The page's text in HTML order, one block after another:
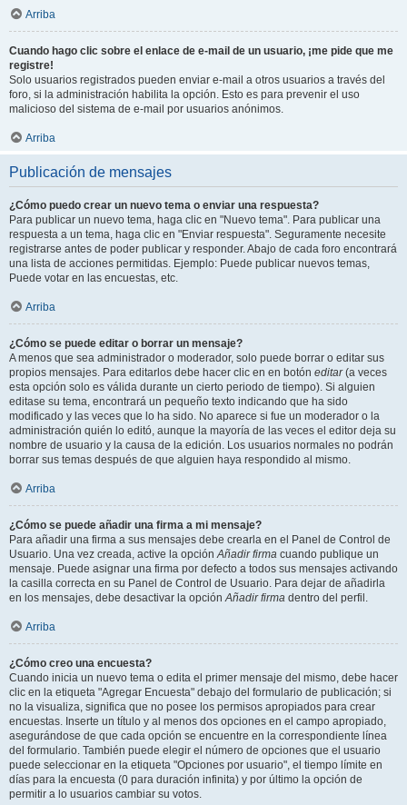
Arriba
Cuando hago clic sobre el enlace de e-mail de un usuario, ¡me pide que me
registre!
Solo usuarios registrados pueden enviar e-mail a otros usuarios a través del
foro, si la administración habilita la opción. Esto es para prevenir el uso
malicioso del sistema de e-mail por usuarios anónimos.
Arriba
Publicación de mensajes
¿Cómo puedo crear un nuevo tema o enviar una respuesta?
Para publicar un nuevo tema, haga clic en "Nuevo tema". Para publicar una
respuesta a un tema, haga clic en "Enviar respuesta". Seguramente necesite
registrarse antes de poder publicar y responder. Abajo de cada foro encontrará
una lista de acciones permitidas. Ejemplo: Puede publicar nuevos temas,
Puede votar en las encuestas, etc.
Arriba
¿Cómo se puede editar o borrar un mensaje?
A menos que sea administrador o moderador, solo puede borrar o editar sus
propios mensajes. Para editarlos debe hacer clic en en botón editar(a veces
esta opción solo es válida durante un cierto periodo de tiempo). Si alguien
editase su tema, encontrará un pequeño texto indicando que ha sido
modificado y las veces que lo ha sido. No aparece si fue un moderador o la
administración quién lo editó, aunque la mayoría de las veces el editor deja su
nombre de usuario y la causa de la edición. Los usuarios normales no podrán
borrar sus temas después de que alguien haya respondido al mismo.
Arriba
¿Cómo se puede añadir una firma a mi mensaje?
Para añadir una firma a sus mensajes debe crearla en el Panel de Control de
Usuario. Una vez creada, active la opciónAñadir firma cuando publique un
mensaje. Puede asignar una firma por defecto a todos sus mensajes activando
la casilla correcta en su Panel de Control de Usuario. Para dejar de añadirla
en los mensajes, debe desactivar la opciónAñadir firma dentro del perfil.
Arriba
¿Cómo creo una encuesta?
Cuando inicia un nuevo tema o edita el primer mensaje del mismo, debe hacer
clic en la etiqueta "Agregar Encuesta" debajo del formulario de publicación; si
no la visualiza, significa que no posee los permisos apropiados para crear
encuestas. Inserte un título y al menos dos opciones en el campo apropiado,
asegurándose de que cada opción se encuentre en la correspondiente línea
del formulario. También puede elegir el número de opciones que el usuario
puede seleccionar en la etiqueta "Opciones por usuario", el tiempo límite en
días para la encuesta (0 para duración infinita) y por último la opción de
permitir a lo usuarios cambiar su votos.